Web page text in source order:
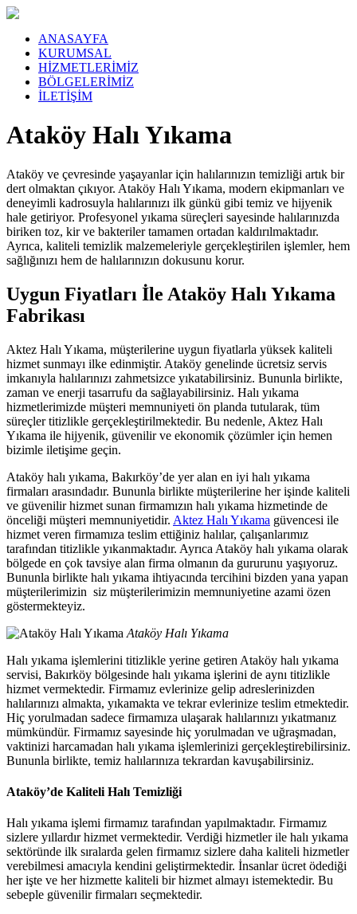
ANASAYFA
KURUMSAL
HİZMETLERİMİZ
BÖLGELERİMİZ
İLETİŞİM
Ataköy Halı Yıkama
Ataköy ve çevresinde yaşayanlar için halılarınızın temizliği artık bir
dert olmaktan çıkıyor. Ataköy Halı Yıkama, modern ekipmanları ve
deneyimli kadrosuyla halılarınızı ilk günkü gibi temiz ve hijyenik
hale getiriyor. Profesyonel yıkama süreçleri sayesinde halılarınızda
biriken toz, kir ve bakteriler tamamen ortadan kaldırılmaktadır.
Ayrıca, kaliteli temizlik malzemeleriyle gerçekleştirilen işlemler, hem
sağlığınızı hem de halılarınızın dokusunu korur.
Uygun Fiyatları İle Ataköy Halı Yıkama
Fabrikası
Aktez Halı Yıkama, müşterilerine uygun fiyatlarla yüksek kaliteli
hizmet sunmayı ilke edinmiştir. Ataköy genelinde ücretsiz servis
imkanıyla halılarınızı zahmetsizce yıkatabilirsiniz. Bununla birlikte,
zaman ve enerji tasarrufu da sağlayabilirsiniz. Halı yıkama
hizmetlerimizde müşteri memnuniyeti ön planda tutularak, tüm
süreçler titizlikle gerçekleştirilmektedir. Bu nedenle, Aktez Halı
Yıkama ile hijyenik, güvenilir ve ekonomik çözümler için hemen
bizimle iletişime geçin.
Ataköy halı yıkama, Bakırköy’de yer alan en iyi halı yıkama
firmaları arasındadır. Bununla birlikte müşterilerine her işinde kaliteli
ve güvenilir hizmet sunan firmamızın halı yıkama hizmetinde de
önceliği müşteri memnuniyetidir. Aktez Halı Yıkama güvencesi ile
hizmet veren firmamıza teslim ettiğiniz halılar, çalışanlarımız
tarafından titizlikle yıkanmaktadır. Ayrıca Ataköy halı yıkama olarak
bölgede en çok tavsiye alan firma olmanın da gururunu yaşıyoruz.
Bununla birlikte halı yıkama ihtiyacında tercihini bizden yana yapan
müşterilerimizin siz müşterilerimizin memnuniyetine azami özen
göstermekteyiz.
Ataköy Halı Yıkama
Halı yıkama işlemlerini titizlikle yerine getiren Ataköy halı yıkama
servisi, Bakırköy bölgesinde halı yıkama işlerini de aynı titizlikle
hizmet vermektedir. Firmamız evlerinize gelip adreslerinizden
halılarınızı almakta, yıkamakta ve tekrar evlerinize teslim etmektedir.
Hiç yorulmadan sadece firmamıza ulaşarak halılarınızı yıkatmanız
mümkündür. Firmamız sayesinde hiç yorulmadan ve uğraşmadan,
vaktinizi harcamadan halı yıkama işlemlerinizi gerçekleştirebilirsiniz.
Bununla birlikte, temiz halılarınıza tekrardan kavuşabilirsiniz.
Ataköy’de Kaliteli Halı Temizliği
Halı yıkama işlemi firmamız tarafından yapılmaktadır. Firmamız
sizlere yıllardır hizmet vermektedir. Verdiği hizmetler ile halı yıkama
sektöründe ilk sıralarda gelen firmamız sizlere daha kaliteli hizmetler
verebilmesi amacıyla kendini geliştirmektedir. İnsanlar ücret ödediği
her işte ve her hizmette kaliteli bir hizmet almayı istemektedir. Bu
sebeple güvenilir firmaları seçmektedir.